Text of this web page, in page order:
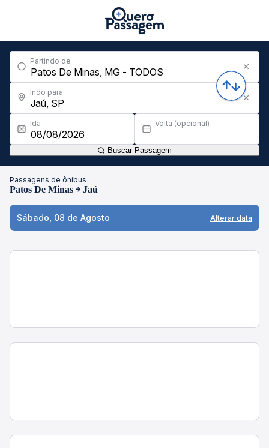
Partindo de
Indo para
Ida Volta (opcional)
Buscar Passagem
Passagens de ônibus
Patos De Minas Jaú
Sábado, 08 de Agosto Alterar data